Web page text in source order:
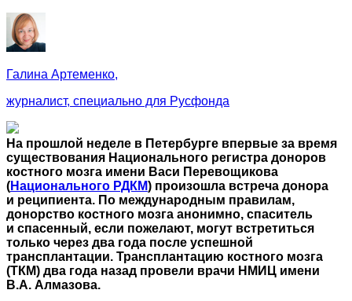
Галина Артеменко,
журналист, специально для Русфонда
На прошлой неделе в Петербурге впервые за время
существования Национального регистра доноров
костного мозга имени Васи Перевощикова
(Национального РДКМ) произошла встреча донора
и реципиента. По международным правилам,
донорство костного мозга анонимно, спаситель
и спасенный, если пожелают, могут встретиться
только через два года после успешной
трансплантации. Трансплантацию костного мозга
(ТКМ) два года назад провели врачи НМИЦ имени
В.А. Алмазова.